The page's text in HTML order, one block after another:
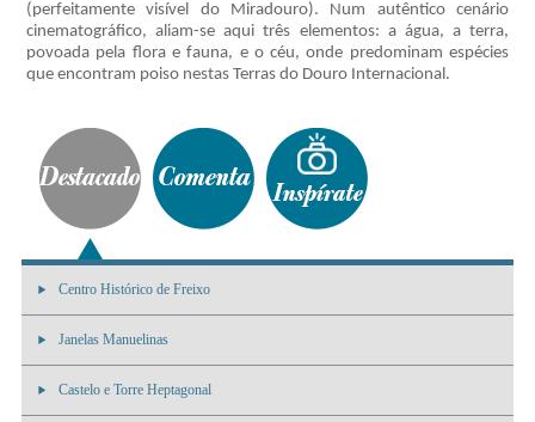
(perfeitamente visível do Miradouro). Num autêntico cenário
cinematográfico, aliam-se aqui três elementos: a água, a terra,
povoada pela flora e fauna, e o céu, onde predominam espécies
que encontram poiso nestas Terras do Douro Internacional.
Centro Histórico de Freixo
Janelas Manuelinas
Castelo e Torre Heptagonal